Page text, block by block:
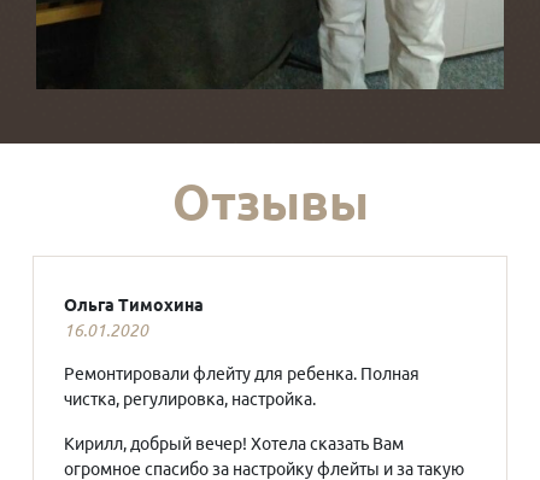
Отзывы
Ольга Тимохина
16.01.2020
Ремонтировали флейту для ребенка. Полная
чистка, регулировка, настройка.
Кирилл, добрый вечер! Хотела сказать Вам
огромное спасибо за настройку флейты и за такую